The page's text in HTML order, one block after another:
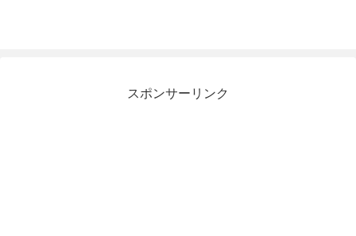
スポンサーリンク